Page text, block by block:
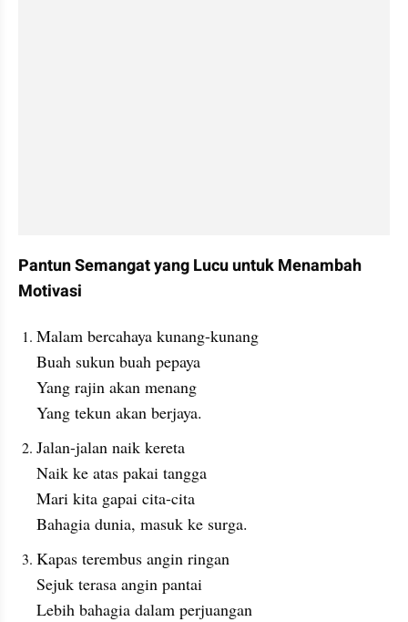
Pantun Semangat yang Lucu untuk Menambah
Motivasi
Malam bercahaya kunang-kunang
Buah sukun buah pepaya
Yang rajin akan menang
Yang tekun akan berjaya.
Jalan-jalan naik kereta
Naik ke atas pakai tangga
Mari kita gapai cita-cita
Bahagia dunia, masuk ke surga.
Kapas terembus angin ringan
Sejuk terasa angin pantai
Lebih bahagia dalam perjuangan